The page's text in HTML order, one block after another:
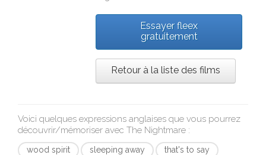
Essayer fleex
gratuitement
Retour à la liste des films
Voici quelques expressions anglaises que vous pourrez
découvrir/mémoriser avec The Nightmare :
wood spirit sleeping away
that's to say